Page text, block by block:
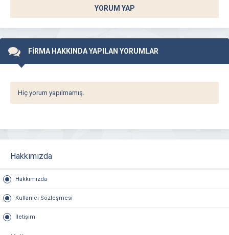
YORUM YAP
FİRMA HAKKINDA YAPILAN YORUMLAR
Hiç yorum yapılmamış.
Hakkımızda
Hakkımızda
Kullanıcı Sözleşmesi
İletişim